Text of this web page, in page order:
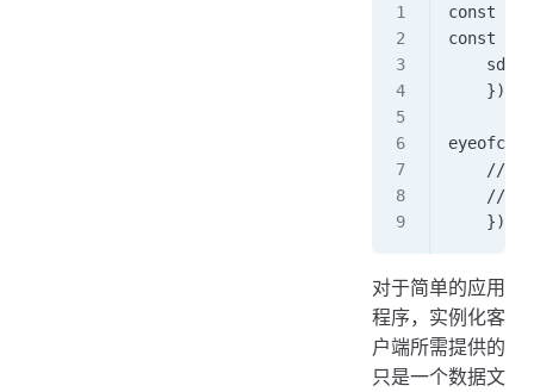
const
const
    });
//
//
    });
对于简单的应用
程序，实例化客
户端所需提供的
只是一个数据文